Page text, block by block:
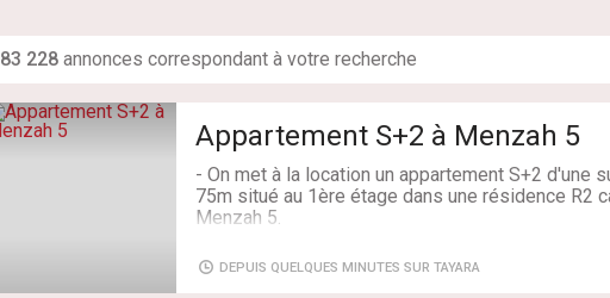
83 228 annonces correspondant à votre recherche
Appartement S+2 à Menzah 5
- On met à la location un appartement S+2 d'une
75m situé au 1ère étage dans une résidence R2
Menzah 5.
- Il se compose comme suit :
DEPUIS QUELQUES MINUTES SUR TAYARA